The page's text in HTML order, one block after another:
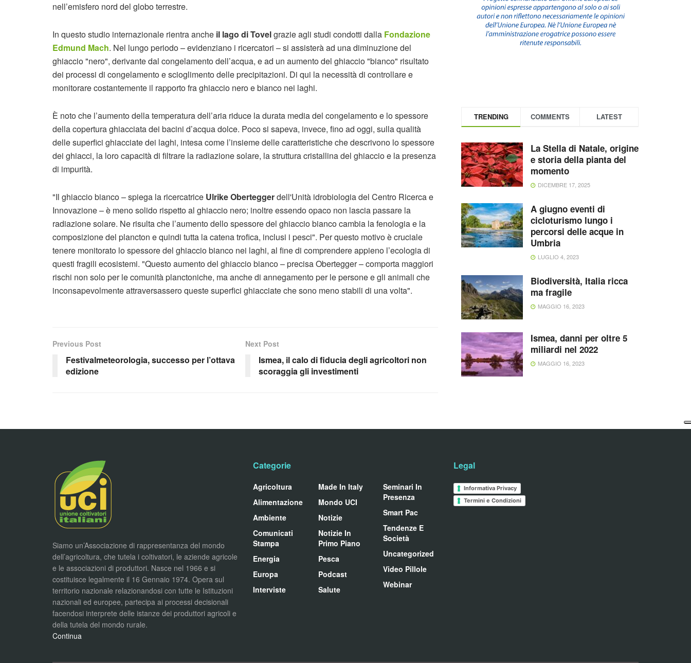
nell’emisfero nord del globo terrestre.
In questo studio internazionale rientra anche il lago di Tovelgrazie agli studi condotti dalla Fondazione
Edmund Mach. Nel lungo periodo – evidenziano i ricercatori – si assisterà ad una diminuzione del
ghiaccio "nero", derivante dal congelamento dell’acqua, e ad un aumento del ghiaccio "bianco" risultato
dei processi di congelamento e scioglimento delle precipitazioni. Di qui la necessità di controllare e
monitorare costantemente il rapporto fra ghiaccio nero e bianco nei laghi.
È noto che l’aumento della temperatura dell’aria riduce la durata media del congelamento e lo spessore
della copertura ghiacciata dei bacini d’acqua dolce. Poco si sapeva, invece, fino ad oggi, sulla qualità
delle superfici ghiacciate dei laghi, intesa come l’insieme delle caratteristiche che descrivono lo spessore
dei ghiacci, la loro capacità di filtrare la radiazione solare, la struttura cristallina del ghiaccio e la presenza
di impurità.
"Il ghiaccio bianco – spiega la ricercatrice Ulrike Oberteggerdell'Unità idrobiologia del Centro Ricerca e
Innovazione – è meno solido rispetto al ghiaccio nero; inoltre essendo opaco non lascia passare la
radiazione solare. Ne risulta che l’aumento dello spessore del ghiaccio bianco cambia la fenologia e la
composizione del plancton e quindi tutta la catena trofica, inclusi i pesci". Per questo motivo è cruciale
tenere monitorato lo spessore del ghiaccio bianco nei laghi, al fine di comprendere appieno l’ecologia di
questi fragili ecosistemi. "Questo aumento del ghiaccio bianco – precisa Obertegger – comporta maggiori
rischi non solo per le comunità planctoniche, ma anche di annegamento per le persone e gli animali che
inconsapevolmente attraversassero queste superfici ghiacciate che sono meno stabili di una volta".
Previous Post
Festivalmeteorologia, successo per l’ottava
edizione
Next Post
Ismea, il calo di fiducia degli agricoltori non
scoraggia gli investimenti
TRENDING COMMENTS LATEST
La Stella di Natale, origine
e storia della pianta del
momento
DICEMBRE 17, 2025
A giugno eventi di
cicloturismo lungo i
percorsi delle acque in
Umbria
LUGLIO 4, 2023
Biodiversità, Italia ricca
ma fragile
MAGGIO 16, 2023
Ismea, danni per oltre 5
miliardi nel 2022
MAGGIO 16, 2023
Siamo un’Associazione di rappresentanza del mondo
dell’agricoltura, che tutela i coltivatori, le aziende agricole
e le associazioni di produttori. Nasce nel 1966 e si
costituisce legalmente il 16 Gennaio 1974. Opera sul
territorio nazionale relazionandosi con tutte le Istituzioni
nazionali ed europee, partecipa ai processi decisionali
facendosi interprete delle istanze dei produttori agricoli e
della tutela del mondo rurale.
Continua
Categorie
Agricoltura
Alimentazione
Ambiente
Comunicati
Stampa
Energia
Europa
Interviste
Made In Italy
Mondo UCI
Notizie
Notizie In
Primo Piano
Pesca
Podcast
Salute
Seminari In
Presenza
Smart Pac
Tendenze E
Società
Uncategorized
Video Pillole
Webinar
Legal
Informativa Privacy
Termini e Condizioni